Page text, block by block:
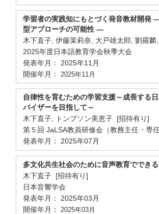
学習者の実践知にもとづく発音教材開発
型アプローチの可能性 ―
木下直子, 伊藤茉莉奈, 大戸雄太郎, 劉羅麟
2025年度日本語教育学会秋季大会
発表年月： 2025年11月
開催年月： 2025年11月
自律性を育むための学習支援～成長する
バイザーを目指して～
木下直子, トンプソン美恵子 [招待有り]
第５回 JaLSA教員研修会（教務主任・専
発表年月： 2025年07月
多文化共生社会のために音声教育ででき
木下直子 [招待有り]
日本音響学会
発表年月： 2025年03月
開催年月： 2025年03月